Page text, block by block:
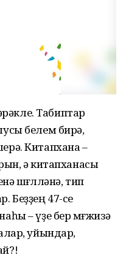
Табиптар
белем бирә,
Китапхана –
ә китапханасы
шө­ғөлләнә, тип
Беҙ­ҙең 47-се
– үҙе бер мөғжизә
уйындар,